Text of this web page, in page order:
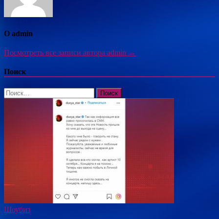
О admin
Посмотреть все записи автора admin →
Поиск
Найти:
Шоубиз